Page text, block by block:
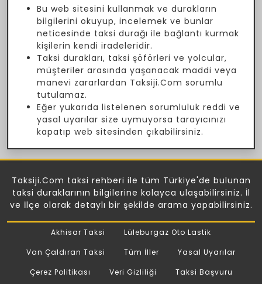
Bu web sitesini kullanmak ve durakların
bilgilerini okuyup, incelemek ve bunlar
neticesinde taksi durağı ile bağlantı kurmak
kişilerin kendi iradeleridir.
Taksi durakları, taksi şöförleri ve yolcular,
müşteriler arasında yaşanacak maddi veya
manevi zararlardan Taksiji.Com sorumlu
tutulamaz.
Eğer yukarıda listelenen sorumluluk reddi ve
yasal uyarılar size uymuyorsa tarayıcınızı
kapatıp web sitesinden çıkabilirsiniz.
Taksiji.Com taksi rehberi ile tüm Türkiye'de bulunan
taksi duraklarının bilgilerine kolayca ulaşabilirsiniz. İl
ve İlçe olarak detaylı bir şekilde arama yapabilirsiniz.
Akhisar Taksi
Lüleburgaz Oto Lastik
Van Çaldıran Taksi
Tüm İller
Yasal Uyarılar
Çerez Politikası
Veri Gizliliği Taksi Başvuru